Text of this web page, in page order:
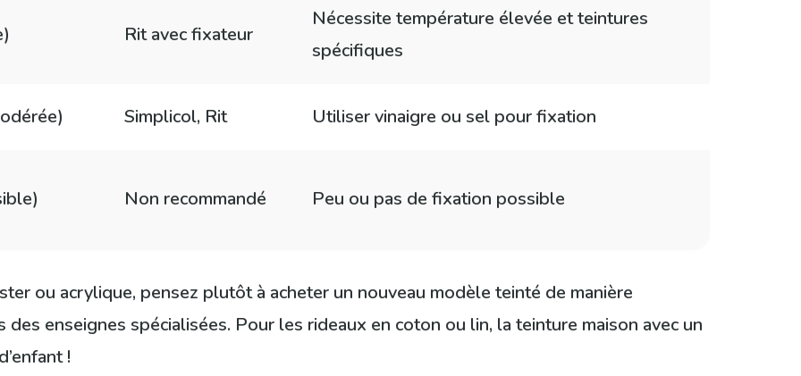
Rit avec fixateur
Nécessite température élevée et teintures
spécifiques
Simplicol, Rit Utiliser vinaigre ou sel pour fixation
Non recommandé Peu ou pas de fixation possible
ou acrylique, pensez plutôt à acheter un nouveau modèle teinté de manière
enseignes spécialisées. Pour les rideaux en coton ou lin, la teinture maison avec un
!